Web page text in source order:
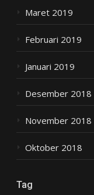
Maret 2019
Februari 2019
Januari 2019
Desember 2018
November 2018
Oktober 2018
Tag